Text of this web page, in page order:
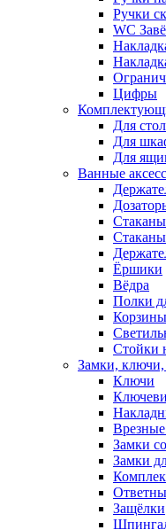
Ручки
WC
Цифры
Для
Для
Для
Ванные
Ёршики
Вёдра
Полки
Стойки
Замки, ключи,
Ключи
Замки
Замки
Защёлки